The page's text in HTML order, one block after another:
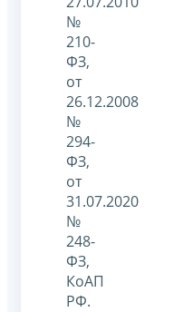
№
210-
ФЗ,
от
26.12.2008
№
294-
ФЗ,
от
31.07.2020
№
248-
ФЗ,
КоАП
РФ.